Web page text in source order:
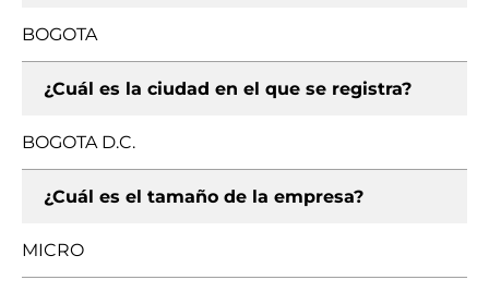
BOGOTA
¿Cuál es la ciudad en el que se registra?
BOGOTA D.C.
¿Cuál es el tamaño de la empresa?
MICRO